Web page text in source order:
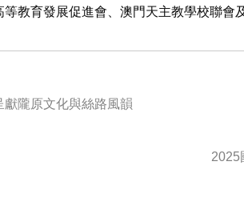
教育發展促進會、澳門天主教學校聯會
隴原文化與絲路風韻
2025